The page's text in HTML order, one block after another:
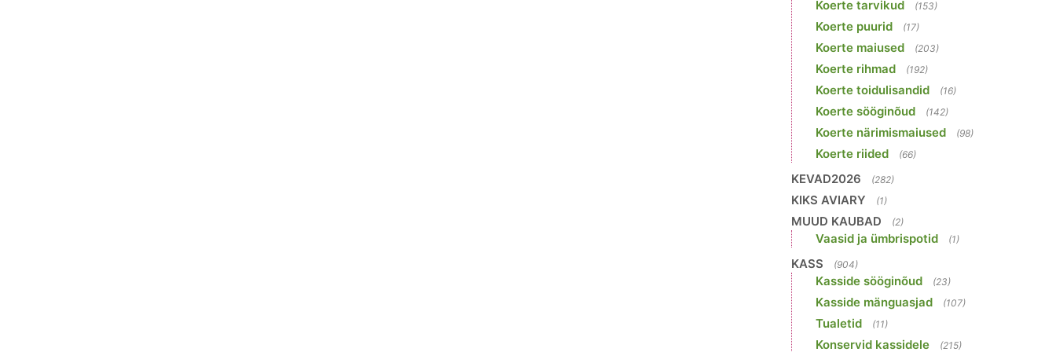
Koerte tarvikud (153)
Koerte puurid (17)
Koerte maiused (203)
Koerte rihmad (192)
Koerte toidulisandid (16)
Koerte sööginõud (142)
Koerte närimismaiused (98)
Koerte riided (66)
KEVAD2026 (282)
KIKS AVIARY (1)
MUUD KAUBAD (2)
Vaasid ja ümbrispotid (1)
KASS (904)
Kasside sööginõud (23)
Kasside mänguasjad (107)
Tualetid (11)
Konservid kassidele (215)